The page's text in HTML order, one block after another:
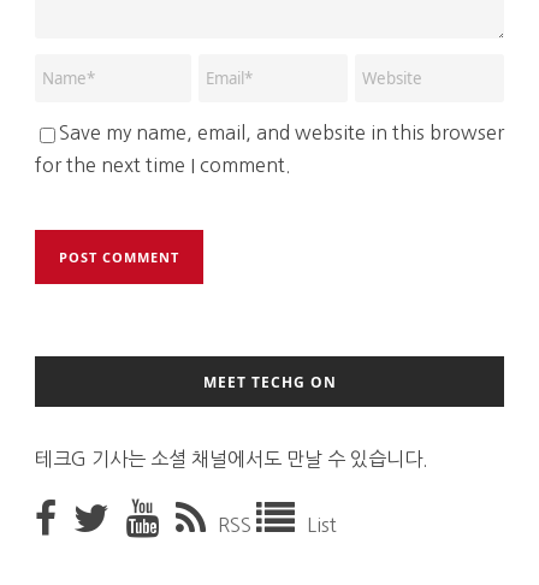
Save my name, email, and website in this browser
for the next time I comment.
MEET TECHG ON
테크G 기사는 소셜 채널에서도 만날 수 있습니다.
RSS List